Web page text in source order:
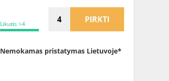
Likutis >4 PIRKTI
Nemokamas pristatymas Lietuvoje*